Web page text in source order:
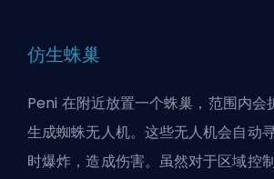
仿生蛛巢
Peni 在附近放置一个蛛巢，范围内会
生成蜘蛛无人机。这些无人机会自动
时爆炸，造成伤害。虽然对于区域控